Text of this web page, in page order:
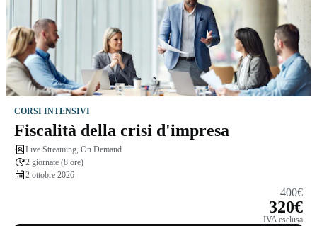
CORSI INTENSIVI
Fiscalità della crisi d'impresa
Live Streaming, On Demand
2 giornate (8 ore)
2 ottobre 2026
400€
320€
IVA esclusa